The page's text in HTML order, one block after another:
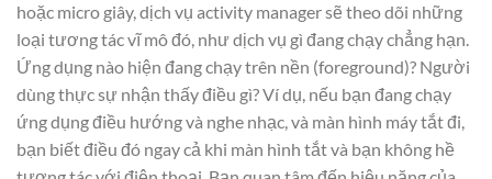
hoặc micro giây, dịch vụ activity manager sẽ theo dõi những
loại tương tác vĩ mô đó, như dịch vụ gì đang chạy chẳng hạn.
Ứng dụng nào hiện đang chạy trên nền (foreground)? Người
dùng thực sự nhận thấy điều gì? Ví dụ, nếu bạn đang chạy
ứng dụng điều hướng và nghe nhạc, và màn hình máy tắt đi,
bạn biết điều đó ngay cả khi màn hình tắt và bạn không hề